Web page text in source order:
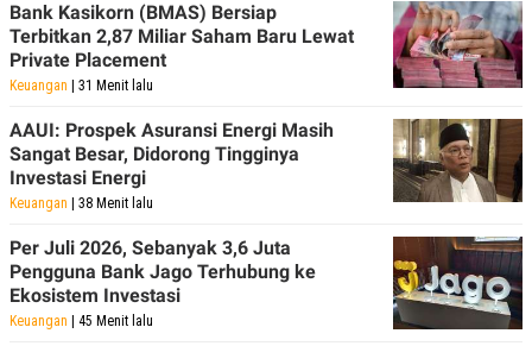
Bank Kasikorn (BMAS) Bersiap
Terbitkan 2,87 Miliar Saham Baru Lewat
Private Placement
Keuangan | 31 Menit lalu
AAUI: Prospek Asuransi Energi Masih
Sangat Besar, Didorong Tingginya
Investasi Energi
Keuangan | 38 Menit lalu
Per Juli 2026, Sebanyak 3,6 Juta
Pengguna Bank Jago Terhubung ke
Ekosistem Investasi
Keuangan | 45 Menit lalu